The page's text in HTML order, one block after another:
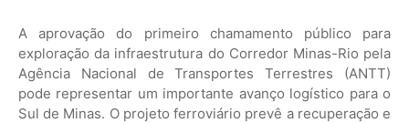
A aprovação do primeiro chamamento público para
exploração da infraestrutura do Corredor Minas-Rio pela
Agência Nacional de Transportes Terrestres (ANTT)
pode representar um importante avanço logístico para o
Sul de Minas. O projeto ferroviário prevê a recuperação e